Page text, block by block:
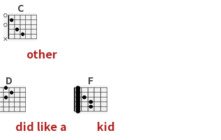
C
other
D
did like a
F
kid